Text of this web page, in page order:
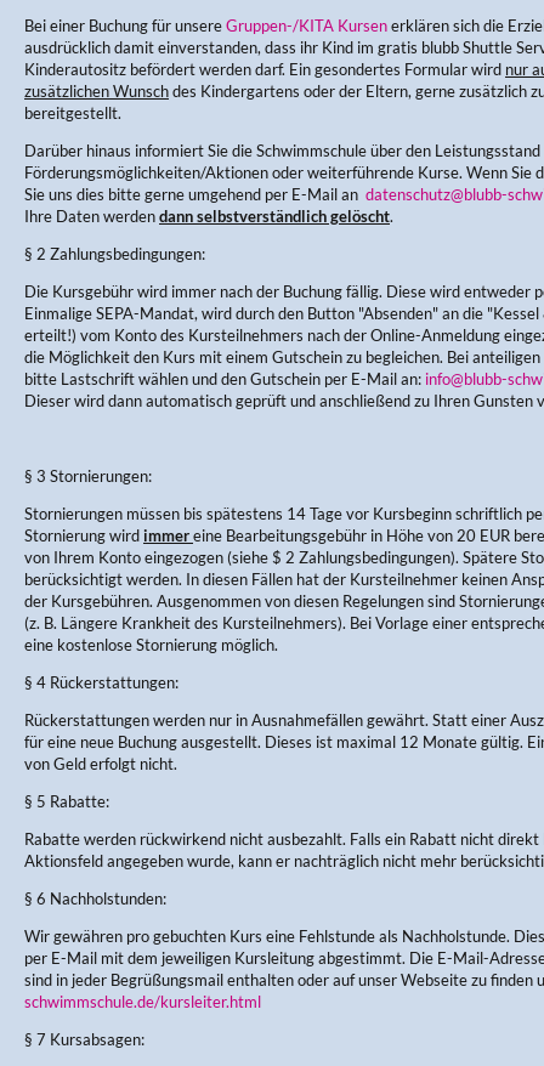
Bei einer Buchung für unsereGruppen-/KITA Kursenerklären sich die
ausdrücklich damit einverstanden, dass ihr Kind im gratis blubb Shuttle
Kinderautositz befördert werden darf. Ein gesondertes Formular wird nur
zusätzlichen Wunschdes Kindergartens oder der Eltern, gerne zusätzlich
bereitgestellt.
Darüber hinaus informiert Sie die Schwimmschule über den
Förderungsmöglichkeiten/Aktionen oder weiterführende Kurse. Wenn Sie
Sie uns dies bitte gerne umgehend per E-Mail an datenschutz@blubb-
Ihre Daten werdendann selbstverständlich gelöscht.
§ 2 Zahlungsbedingungen:
Die Kursgebühr wird immer nach der Buchung fällig. Diese wird entweder
Einmalige SEPA-Mandat, wird durch den Button "Absenden" an die
erteilt!) vom Konto des Kursteilnehmers nach der Online-Anmeldung
die Möglichkeit den Kurs mit einem Gutschein zu begleichen. Bei
bitte Lastschrift wählen und den Gutschein per E-Mail an: info@blubb-
Dieser wird dann automatisch geprüft und anschließend zu Ihren Gunsten
§ 3 Stornierungen:
Stornierungen müssen bis spätestens 14 Tage vor Kursbeginn schriftlich
Stornierung wirdimmereine Bearbeitungsgebühr in Höhe von 20 EUR
von Ihrem Konto eingezogen (siehe $ 2 Zahlungsbedingungen). Spätere
berücksichtigt werden. In diesen Fällen hat der Kursteilnehmer keinen
der Kursgebühren. Ausgenommen von diesen Regelungen sind
(z. B. Längere Krankheit des Kursteilnehmers). Bei Vorlage einer
eine kostenlose Stornierung möglich.
§ 4 Rückerstattungen:
Rückerstattungen werden nur in Ausnahmefällen gewährt. Statt einer
für eine neue Buchung ausgestellt. Dieses ist maximal 12 Monate gültig.
von Geld erfolgt nicht.
§ 5 Rabatte:
Rabatte werden rückwirkend nicht ausbezahlt. Falls ein Rabatt nicht direkt
Aktionsfeld angegeben wurde, kann er nachträglich nicht mehr
§ 6 Nachholstunden:
Wir gewähren pro gebuchten Kurs eine Fehlstunde als Nachholstunde.
per E-Mail mit dem jeweiligen Kursleitung abgestimmt. Die E-Mail-
sind in jeder Begrüßungsmail enthalten oder auf unser Webseite zu finden
schwimmschule.de/kursleiter.html
§ 7 Kursabsagen: